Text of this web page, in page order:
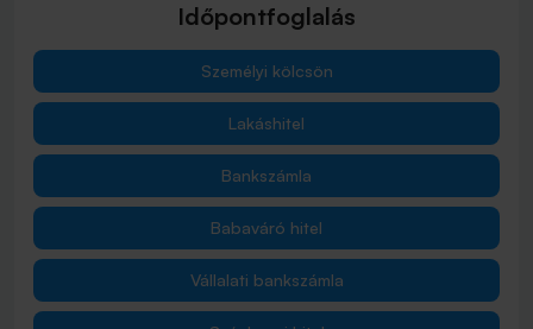
Időpontfoglalás
Személyi kölcsön
Lakáshitel
Bankszámla
Babaváró hitel
Vállalati bankszámla